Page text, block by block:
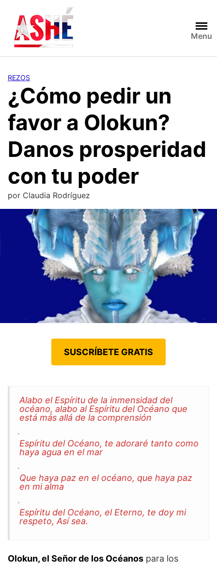
contenido
Menu
REZOS
¿Cómo pedir un
favor a Olokun?
Danos prosperidad
con tu poder
por Claudia Rodríguez
SUSCRÍBETE GRATIS
Alabo el Espíritu de la inmensidad del
océano, alabo al Espíritu del Océano que
está más allá de la comprensión
.
Espíritu del Océano, te adoraré tanto como
haya agua en el mar
.
Que haya paz en el océano, que haya paz
en mi alma
.
Espíritu del Océano, el Eterno, te doy mi
respeto, Así sea.
Olokun, el Señor de los Océanos para los